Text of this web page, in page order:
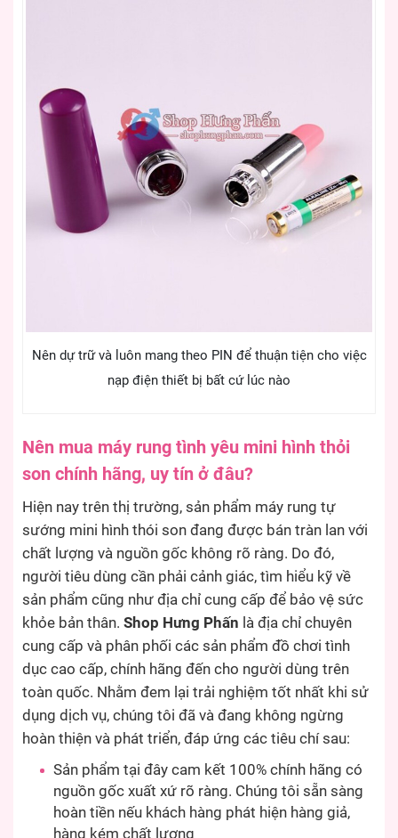
Nên dự trữ và luôn mang theo PIN để thuận tiện cho việc
nạp điện thiết bị bất cứ lúc nào
Nên mua máy rung tình yêu mini hình thỏi
son chính hãng, uy tín ở đâu?
Hiện nay trên thị trường, sản phẩm máy rung tự
sướng mini hình thói son đang được bán tràn lan với
chất lượng và nguồn gốc không rõ ràng. Do đó,
người tiêu dùng cần phải cảnh giác, tìm hiểu kỹ về
sản phẩm cũng như địa chỉ cung cấp để bảo vệ sức
khỏe bản thân. Shop Hưng Phấn là địa chỉ chuyên
cung cấp và phân phối các sản phẩm đồ chơi tình
dục cao cấp, chính hãng đến cho người dùng trên
toàn quốc. Nhằm đem lại trải nghiệm tốt nhất khi sử
dụng dịch vụ, chúng tôi đã và đang không ngừng
hoàn thiện và phát triển, đáp ứng các tiêu chí sau:
Sản phẩm tại đây cam kết 100% chính hãng có
nguồn gốc xuất xứ rõ ràng. Chúng tôi sẵn sàng
hoàn tiền nếu khách hàng phát hiện hàng giả,
hàng kém chất lượng